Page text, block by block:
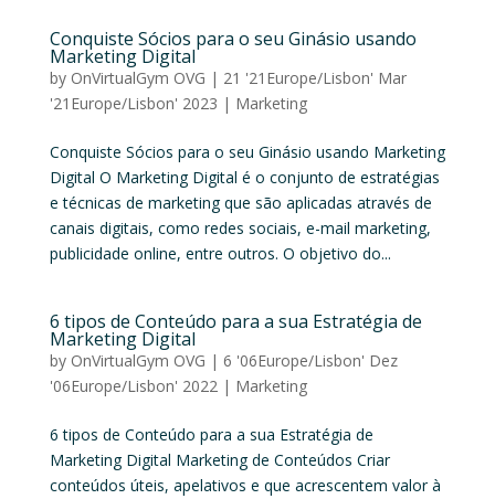
Conquiste Sócios para o seu Ginásio usando
Marketing Digital
by OnVirtualGym OVG | 21 '21Europe/Lisbon' Mar
'21Europe/Lisbon' 2023 | Marketing
Conquiste Sócios para o seu Ginásio usando Marketing
Digital O Marketing Digital é o conjunto de estratégias
e técnicas de marketing que são aplicadas através de
canais digitais, como redes sociais, e-mail marketing,
publicidade online, entre outros. O objetivo do...
6 tipos de Conteúdo para a sua Estratégia de
Marketing Digital
by OnVirtualGym OVG | 6 '06Europe/Lisbon' Dez
'06Europe/Lisbon' 2022| Marketing
6 tipos de Conteúdo para a sua Estratégia de
Marketing Digital Marketing de Conteúdos Criar
conteúdos úteis, apelativos e que acrescentem valor à